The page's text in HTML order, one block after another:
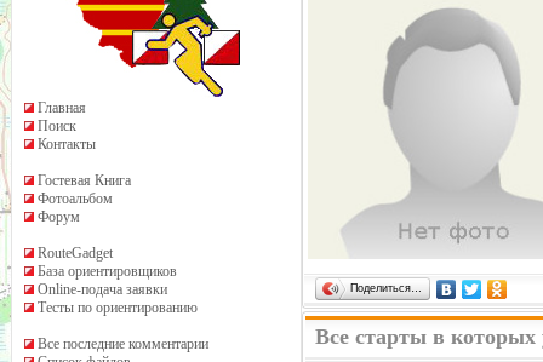
Главная
Поиск
Контакты
Гостевая Книга
Фотоальбом
Форум
RouteGadget
База ориентировщиков
Online-подача заявки
Тесты по ориентированию
Все последние комментарии
Поделиться…
Все старты в